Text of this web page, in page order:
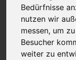
Bedürfnisse
nutzen wir
messen, um
Besucher
weiter zu
Durch Beschluß
ein ganztägiger
unterrichtsfrei.
zur Übersicht